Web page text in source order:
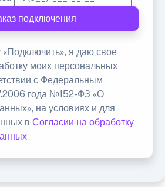
подключения
я даю свое
моих персональных
с Федеральным
года №152-ФЗ «О
на условиях и для
в Согласии на обработку